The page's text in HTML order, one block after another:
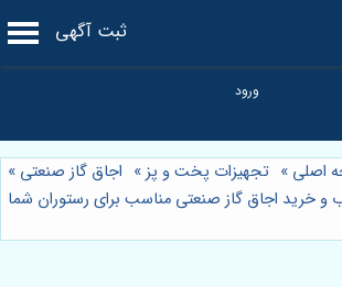
ثبت آگهی
اصلی » تجهیزات پخت و پز» اجاق گاز صنعتی »
و خرید اجاق گاز صنعتی مناسب برای رستوران شما